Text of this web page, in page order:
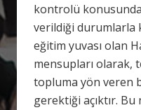
kontrolü
verildiği durumlarla
eğitim yuvası olan
mensupları olarak,
topluma yön veren
gerektiği açıktır.